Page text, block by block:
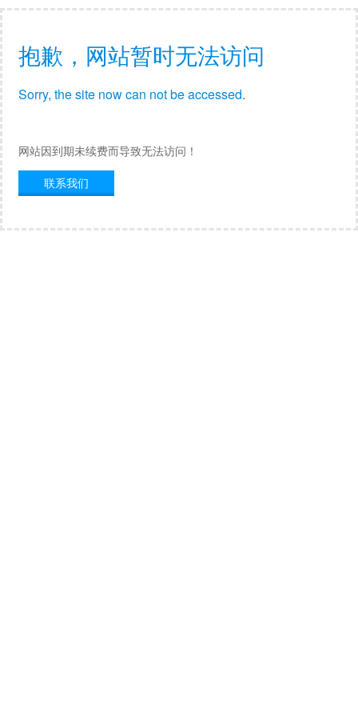
抱歉，网站暂时无法访问
Sorry, the site now can not be accessed.
网站因到期未续费而导致无法访问！
联系我们